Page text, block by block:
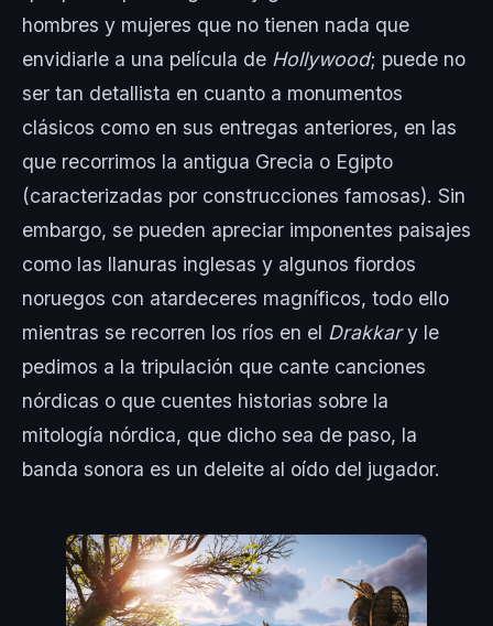
hombres y mujeres que no tienen nada que
envidiarle a una película de Hollywood; puede no
ser tan detallista en cuanto a monumentos
clásicos como en sus entregas anteriores, en las
que recorrimos la antigua Grecia o Egipto
(caracterizadas por construcciones famosas). Sin
embargo, se pueden apreciar imponentes paisajes
como las llanuras inglesas y algunos fiordos
noruegos con atardeceres magníficos, todo ello
mientras se recorren los ríos en el Drakkary le
pedimos a la tripulación que cante canciones
nórdicas o que cuentes historias sobre la
mitología nórdica, que dicho sea de paso, la
banda sonora es un deleite al oído del jugador.